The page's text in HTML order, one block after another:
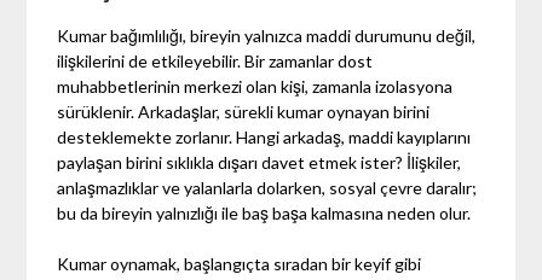
Kumar bağımlılığı, bireyin yalnızca maddi durumunu değil,
ilişkilerini de etkileyebilir. Bir zamanlar dost
muhabbetlerinin merkezi olan kişi, zamanla izolasyona
sürüklenir. Arkadaşlar, sürekli kumar oynayan birini
desteklemekte zorlanır. Hangi arkadaş, maddi kayıplarını
paylaşan birini sıklıkla dışarı davet etmek ister? İlişkiler,
anlaşmazlıklar ve yalanlarla dolarken, sosyal çevre daralır;
bu da bireyin yalnızlığı ile baş başa kalmasına neden olur.
Kumar oynamak, başlangıçta sıradan bir keyif gibi